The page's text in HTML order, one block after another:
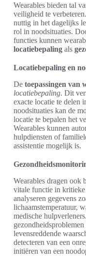
Wearables bieden tal
veiligheid te
nuttig in het dagelijks
rol in noodsituaties.
functies kunnen
locatiebepaling als
Locatiebepaling en
De toepassingen van
locatiebepaling. Dit
exacte locatie te delen
noodsituaties kan de
locatie te bepalen het
Wearables kunnen
hulpdiensten of
assistentie mogelijk is.
Wearables dragen ook
vitale functie in kritieke
analyseren gegevens
lichaamstemperatuur,
medische
levensreddende
detecteren van een
initiëren van een